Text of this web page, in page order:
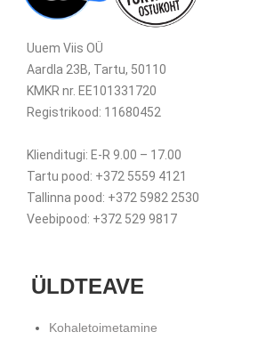
Uuem Viis OÜ
Aardla 23B, Tartu, 50110
KMKR nr. EE101331720
Registrikood: 11680452
Klienditugi: E-R 9.00 – 17.00
Tartu pood: +372 5559 4121
Tallinna pood: +372 5982 2530
Veebipood: +372 529 9817
ÜLDTEAVE
Kohaletoimetamine